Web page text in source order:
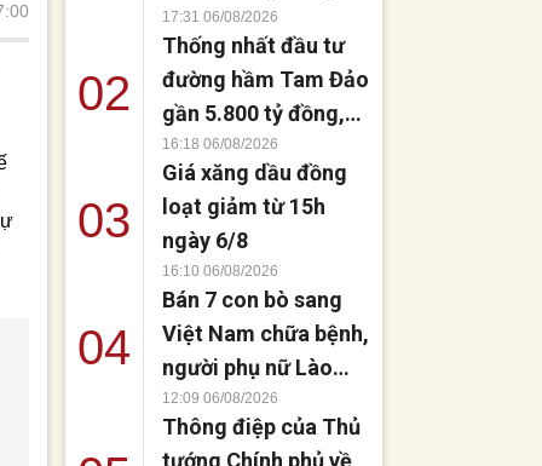
bắt, thực hư thế
nào?
17:31 06/08/2026
02
Thống nhất đầu tư
đường hầm Tam Đảo
gần 5.800 tỷ đồng,
rút ngắn 40 km kết
nối vùng
16:18 06/08/2026
03
Giá xăng dầu đồng
loạt giảm từ 15h
ngày 6/8
16:10 06/08/2026
04
Bán 7 con bò sang
Việt Nam chữa bệnh,
người phụ nữ Lào
đứng dậy sau 8
tháng liệt giường
12:09 06/08/2026
Thông điệp của Thủ
tướng Chính phủ về